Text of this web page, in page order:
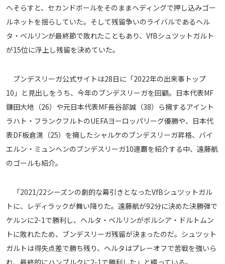
ご利用にあたって
Share
へそらすと、セカンドボールをそのままヘディングで押し込みゴー
ルネットを揺らしていた。そして残留争いのライバルであるヘル
タ・ベルリンが最終節で敗れたこともあり、VfBシュツットガルト
が15位に浮上し残留を決めていた。
ブンデスリーガ公式サイトは28日に「2022年の出来事トップ
10」と見出しをうち、今年のブンデスリーガを回顧。日本代表MF
鎌田大地（26）や元日本代表MF長谷部誠（38）ら擁するアイント
ラハト・フランクフルトのUEFAヨーロッパリーグ優勝や、日本代
表DF板倉滉（25）を擁したシャルケのブンデスリーガ昇格、バイ
エルン・ミュンヘンのブンデスリーガ10連覇を紹介する中、遠藤航
のゴールも紹介。
「2021/22シーズンの劇的な幕引きとなったVfBシュツットガル
トに、レディラックが舞い降りた。遠藤航が92分に決めた決勝弾で
ケルンに2-1で勝利し、ヘルタ・ベルリンがボルシア・ドルトムン
トに敗れたため、ブンデスリーガ残留が決まったのだ。シュツット
ガルトは得失点差で勝ち残り、ヘルタはプレーオフで苦戦を強いら
れ、最終的にハンブルクに2-1で勝利した」と綴っている。